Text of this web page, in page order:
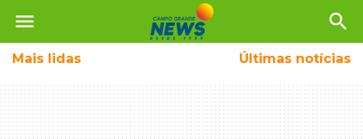
menu search
Mais lidas Últimas notícias